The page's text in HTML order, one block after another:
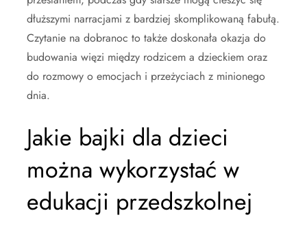
dłuższymi narracjami z bardziej skomplikowaną fabułą.
Czytanie na dobranoc to także doskonała okazja do
budowania więzi między rodzicem a dzieckiem oraz
do rozmowy o emocjach i przeżyciach z minionego
dnia.
Jakie bajki dla dzieci
można wykorzystać w
edukacji przedszkolnej